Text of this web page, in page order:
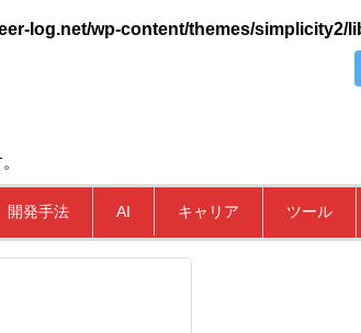
log.net/wp-content/themes/simplicity2/
開発手法 AI キャリア ツール